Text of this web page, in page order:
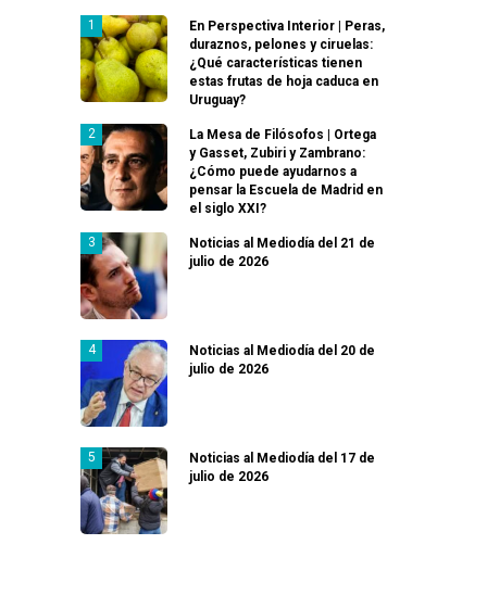
En Perspectiva Interior | Peras,
duraznos, pelones y ciruelas:
¿Qué características tienen
estas frutas de hoja caduca en
Uruguay?
La Mesa de Filósofos | Ortega
y Gasset, Zubiri y Zambrano:
¿Cómo puede ayudarnos a
pensar la Escuela de Madrid en
el siglo XXI?
Noticias al Mediodía del 21 de
julio de 2026
Noticias al Mediodía del 20 de
julio de 2026
Noticias al Mediodía del 17 de
julio de 2026